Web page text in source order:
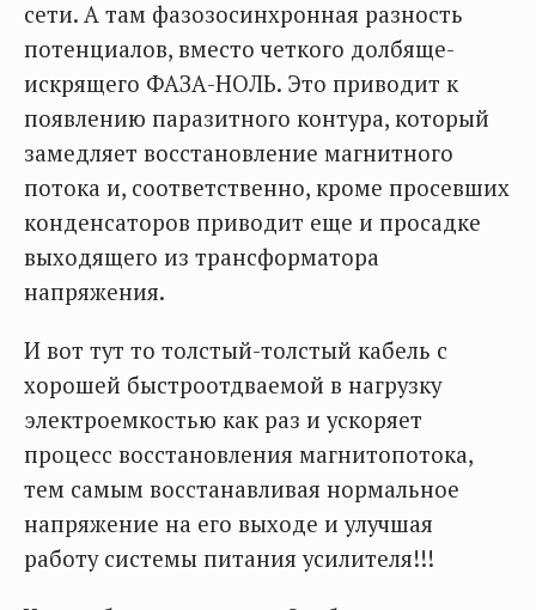
сети. А там фазозосинхронная разность
потенциалов, вместо четкого долбяще-
искрящего ФАЗА-НОЛЬ. Это приводит к
появлению паразитного контура, который
замедляет восстановление магнитного
потока и, соответственно, кроме просевших
конденсаторов приводит еще и просадке
выходящего из трансформатора
напряжения.
И вот тут то толстый-толстый кабель с
хорошей быстроотдваемой в нагрузку
электроемкостью как раз и ускоряет
процесс восстановления магнитопотока,
тем самым восстанавливая нормальное
напряжение на его выходе и улучшая
работу системы питания усилителя!!!